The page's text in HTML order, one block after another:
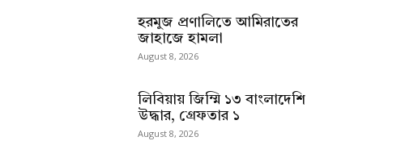
হরমুজ প্রণালিতে আমিরাতের
জাহাজে হামলা
August 8, 2026
লিবিয়ায় জিম্মি ১৩ বাংলাদেশি
উদ্ধার, গ্রেফতার ১
August 8, 2026